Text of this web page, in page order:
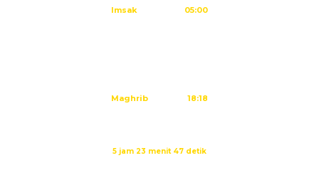
Imsak 05:00
Maghrib 18:18
5 jam 23 menit 47 detik